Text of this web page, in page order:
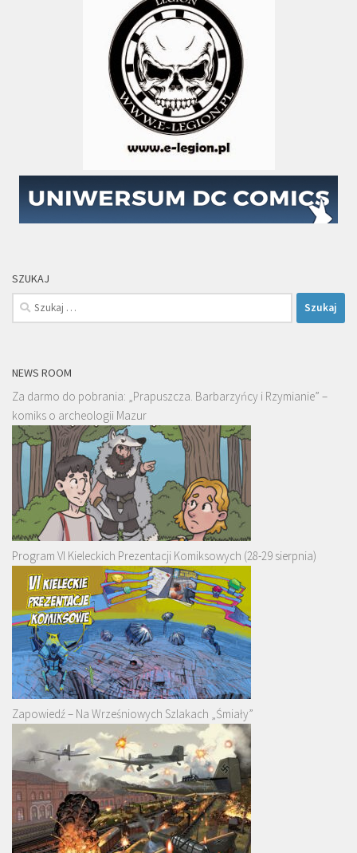
SZUKAJ
Szukaj:
NEWS ROOM
Za darmo do pobrania: „Prapuszcza. Barbarzyńcy i Rzymianie” –
komiks o archeologii Mazur
Program VI Kieleckich Prezentacji Komiksowych (28-29 sierpnia)
Zapowiedź – Na Wrześniowych Szlakach „Śmiały”